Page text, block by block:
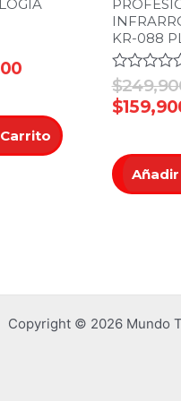
KR-088
Valorado
en
0
$
$
Copyright © 2026 Mundo